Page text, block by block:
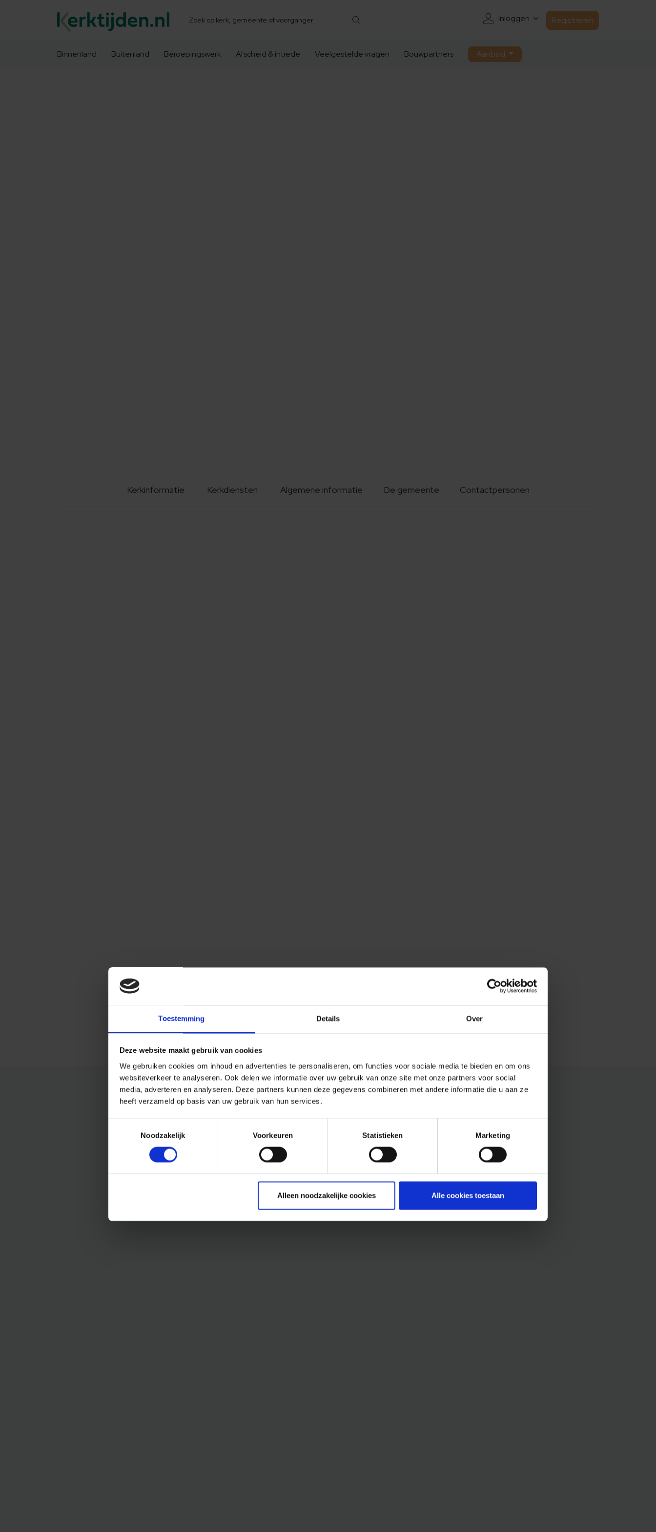
Toestemming Details Over
Deze website maakt gebruik van cookies
We gebruiken cookies om inhoud en advertenties te personaliseren, om functies voor sociale media te bieden en om ons
websiteverkeer te analyseren. Ook delen we informatie over uw gebruik van onze site met onze partners voor social
media, adverteren en analyseren. Deze partners kunnen deze gegevens combineren met andere informatie die u aan ze
heeft verzameld op basis van uw gebruik van hun services.
Noodzakelijk
Voorkeuren Statistieken Marketing
Alleen noodzakelijke cookies Alle cookies toestaan
Zoeken Inloggen Registreren
Binnenland Buitenland Beroepingswerk Afscheid & intrede Veelgestelde vragen Bouwpartners Aanbod
Kerkinformatie Kerkdiensten Algemene informatie De gemeente Contactpersonen